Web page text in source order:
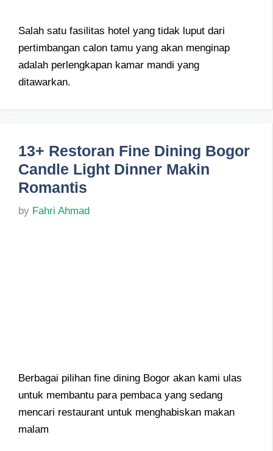
Salah satu fasilitas hotel yang tidak luput dari
pertimbangan calon tamu yang akan menginap
adalah perlengkapan kamar mandi yang
ditawarkan.
13+ Restoran Fine Dining Bogor
Candle Light Dinner Makin
Romantis
by Fahri Ahmad
Berbagai pilihan fine dining Bogor akan kami ulas
untuk membantu para pembaca yang sedang
mencari restaurant untuk menghabiskan makan
malam